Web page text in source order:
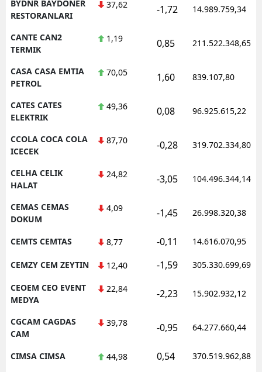
BYDNR BAYDONER
RESTORANLARI
37,62 -1,72 14.989.759,34
CANTE CAN2
TERMIK
1,19 0,85 211.522.348,65
CASA CASA EMTIA
PETROL
70,05 1,60 839.107,80
CATES CATES
ELEKTRIK
49,36 0,08 96.925.615,22
CCOLA COCA COLA
ICECEK
87,70 -0,28 319.702.334,80
CELHA CELIK
HALAT
24,82 -3,05 104.496.344,14
CEMAS CEMAS
DOKUM
4,09 -1,45 26.998.320,38
CEMTS CEMTAS 8,77 -0,11 14.616.070,95
CEMZY CEM ZEYTIN 12,40 -1,59 305.330.699,69
CEOEM CEO EVENT
MEDYA
22,84 -2,23 15.902.932,12
CGCAM CAGDAS
CAM
39,78 -0,95 64.277.660,44
CIMSA CIMSA 44,98 0,54 370.519.962,88